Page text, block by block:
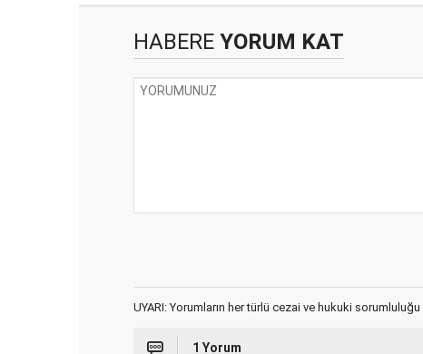
HABERE YORUM KAT
UYARI: Yorumların her türlü cezai ve hukuki
1 Yorum